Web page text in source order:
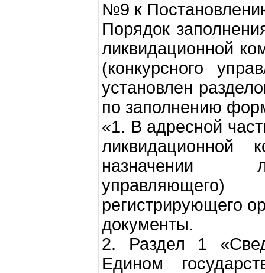
№9 к
Порядок
ликвидационной
(конкурсного
установлен
по заполнению
«1. В адресной
ликвидационной
назначении
управляющего)
регистрирующего
документы.
2. Раздел 1
Едином